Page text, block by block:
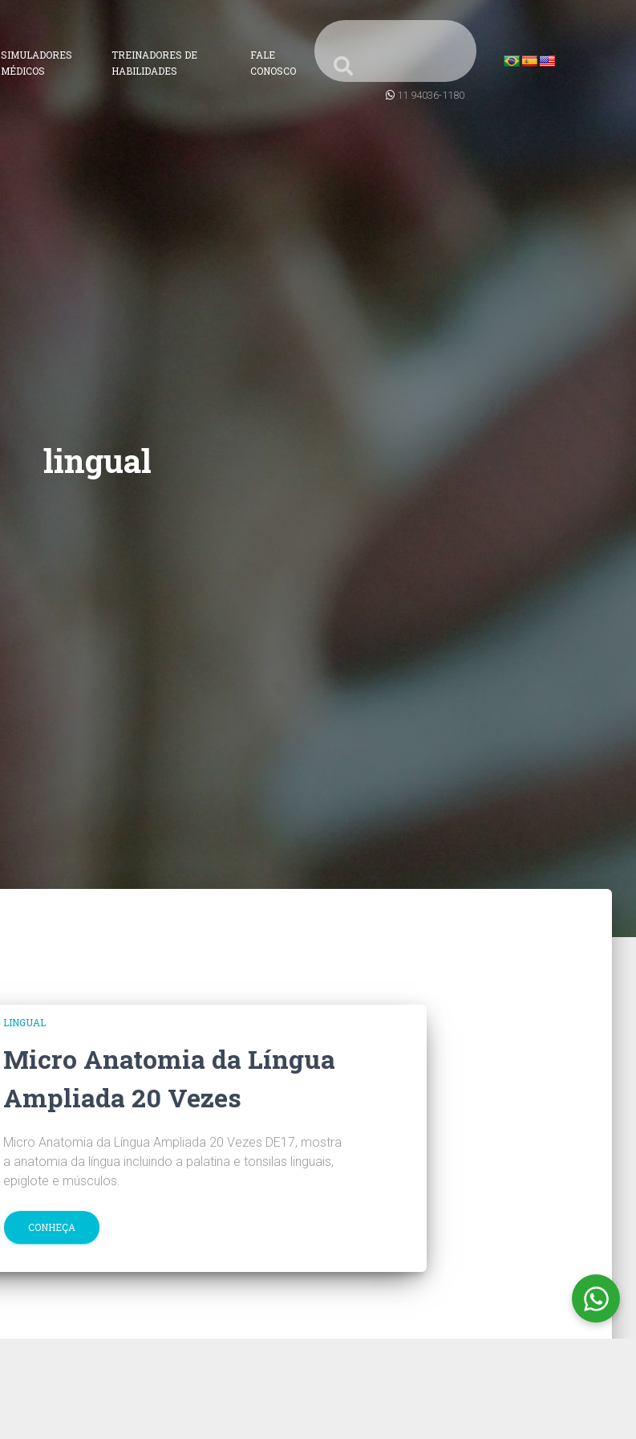
SIMULADORES
MÉDICOS
TREINADORES DE
HABILIDADES
FALE
CONOSCO
11 94036-1180
lingual
LINGUAL
Micro Anatomia da Língua
Ampliada 20 Vezes
Micro Anatomia da Língua Ampliada 20 Vezes DE17, mostra
a anatomia da língua incluindo a palatina e tonsilas linguais,
epiglote e músculos.
CONHEÇA